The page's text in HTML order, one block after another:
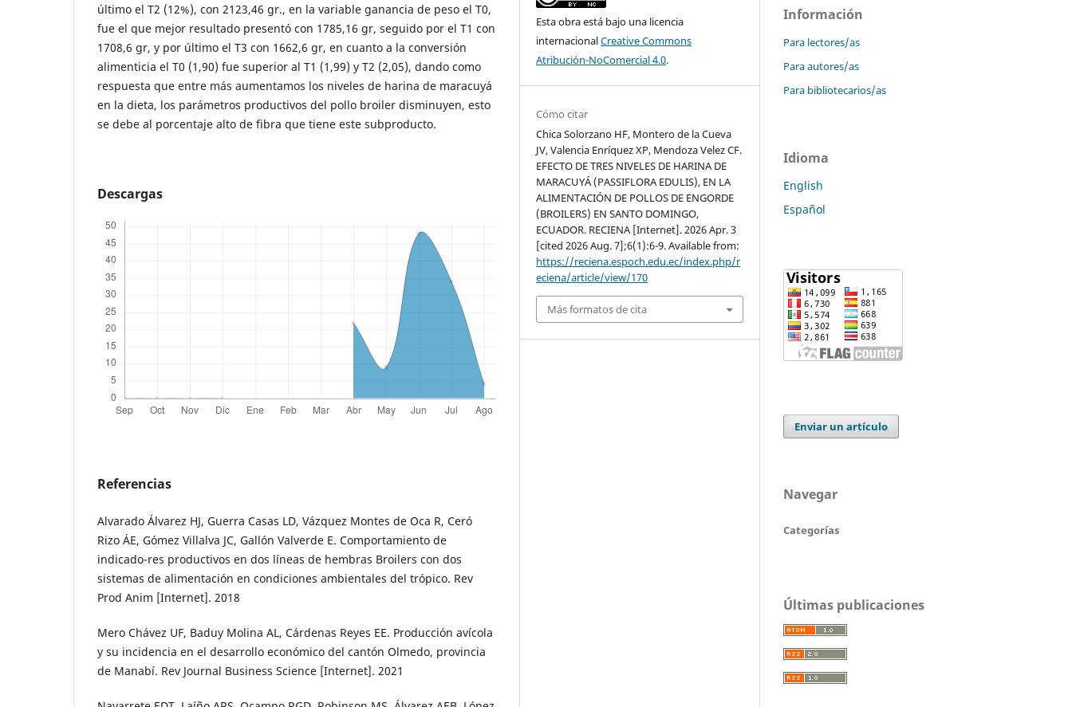
último el T2 (12%), con 2123,46 gr., en la variable ganancia de peso el T0,
fue el que mejor resultado presentó con 1785,16 gr, seguido por el T1 con
1708,6 gr, y por último el T3 con 1662,6 gr, en cuanto a la conversión
alimenticia el T0 (1,90) fue superior al T1 (1,99) y T2 (2,05), dando como
respuesta que entre más aumentamos los niveles de harina de maracuyá
en la dieta, los parámetros productivos del pollo broiler disminuyen, esto
se debe al porcentaje alto de fibra que tiene este subproducto.
Descargas
Referencias
Alvarado Álvarez HJ, Guerra Casas LD, Vázquez Montes de Oca R, Ceró
Rizo ÁE, Gómez Villalva JC, Gallón Valverde E. Comportamiento de
indicado-res productivos en dos líneas de hembras Broilers con dos
sistemas de alimentación en condiciones ambientales del trópico. Rev
Prod Anim [Internet]. 2018
Mero Chávez UF, Baduy Molina AL, Cárdenas Reyes EE. Producción avícola
y su incidencia en el desarrollo económico del cantón Olmedo, provincia
de Manabí. Rev Journal Business Science [Internet]. 2021
Esta obra está bajo una licencia
internacionalCreative Commons
Atribución-NoComercial 4.0.
Cómo citar
Chica Solorzano HF, Montero de la Cueva
JV, Valencia Enríquez XP, Mendoza Velez CF.
EFECTO DE TRES NIVELES DE HARINA DE
MARACUYÁ (PASSIFLORA EDULIS), EN LA
ALIMENTACIÓN DE POLLOS DE ENGORDE
(BROILERS) EN SANTO DOMINGO,
ECUADOR. RECIENA [Internet]. 2026 Apr. 3
[cited 2026 Aug. 7];6(1):6-9. Available from:
https://reciena.espoch.edu.ec/index.php/r
eciena/article/view/170
Más formatos de cita
Información
Para lectores/as
Para autores/as
Para bibliotecarios/as
Idioma
English
Español
Enviar un artículo
Navegar
Categorías
Últimas publicaciones